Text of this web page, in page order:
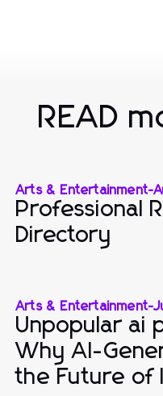
READ
Arts & Entertainment-
Professional
Directory
Arts & Entertainment-
Unpopular ai
Why AI-
the Future of